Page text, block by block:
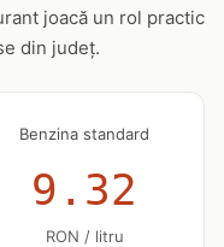
joacă un rol practic
din județ.
Benzina standard
9.32
RON / litru